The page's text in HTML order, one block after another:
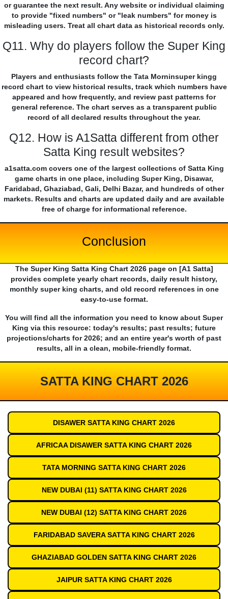
or guarantee the next result. Any website or individual claiming
to provide "fixed numbers" or "leak numbers" for money is
misleading users. Treat all chart data as historical records only.
Q11. Why do players follow the Super King
record chart?
Players and enthusiasts follow the Tata Morninsuper kingg
record chart to view historical results, track which numbers have
appeared and how frequently, and review past patterns for
general reference. The chart serves as a transparent public
record of all declared results throughout the year.
Q12. How is A1Satta different from other
Satta King result websites?
a1satta.com covers one of the largest collections of Satta King
game charts in one place, including Super King, Disawar,
Faridabad, Ghaziabad, Gali, Delhi Bazar, and hundreds of other
markets. Results and charts are updated daily and are available
free of charge for informational reference.
Conclusion
The Super King Satta King Chart 2026 page on [A1 Satta]
provides complete yearly chart records, daily result history,
monthly super king charts, and old record references in one
easy-to-use format.
You will find all the information you need to know about Super
King via this resource: today's results; past results; future
projections/charts for 2026; and an entire year's worth of past
results, all in a clean, mobile-friendly format.
SATTA KING CHART 2026
DISAWER SATTA KING CHART 2026
AFRICAA DISAWER SATTA KING CHART 2026
TATA MORNING SATTA KING CHART 2026
NEW DUBAI (11) SATTA KING CHART 2026
NEW DUBAI (12) SATTA KING CHART 2026
FARIDABAD SAVERA SATTA KING CHART 2026
GHAZIABAD GOLDEN SATTA KING CHART 2026
JAIPUR SATTA KING CHART 2026